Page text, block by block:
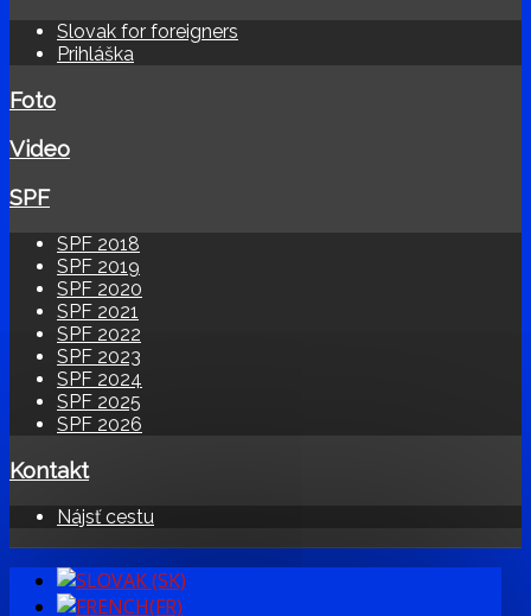
Slovak for foreigners
Prihláška
Foto
Video
SPF
SPF 2018
SPF 2019
SPF 2020
SPF 2021
SPF 2022
SPF 2023
SPF 2024
SPF 2025
SPF 2026
Kontakt
Nájsť cestu